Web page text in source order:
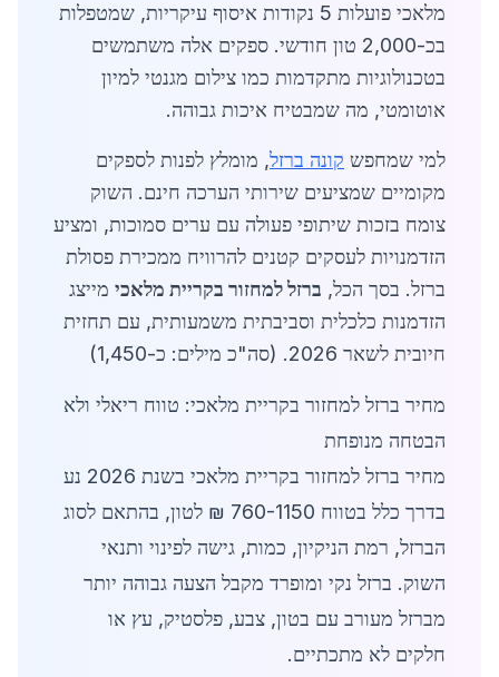
מלאכי פועלות 5 נקודות איסוף עיקריות, שמטפלות
בכ-2,000 טון חודשי. ספקים אלה משתמשים
בטכנולוגיות מתקדמות כמו צילום מגנטי למיון
אוטומטי, מה שמבטיח איכות גבוהה.
למי שמחפש קונה ברזל, מומלץ לפנות לספקים
מקומיים שמציעים שירותי הערכה חינם. השוק
צומח בזכות שיתופי פעולה עם ערים סמוכות, ומציע
הזדמנויות לעסקים קטנים להרוויח ממכירת פסולת
ברזל. בסך הכל, ברזל למחזור בקריית מלאכי מייצג
הזדמנות כלכלית וסביבתית משמעותית, עם תחזית
חיובית לשאר 2026. (סה"כ מילים: כ-1,450)
מחיר ברזל למחזור בקריית מלאכי: טווח ריאלי ולא
הבטחה מנופחת
מחיר ברזל למחזור בקריית מלאכי בשנת 2026 נע
בדרך כלל בטווח 760-1150 ₪ לטון, בהתאם לסוג
הברזל, רמת הניקיון, כמות, גישה לפינוי ותנאי
השוק. ברזל נקי ומופרד מקבל הצעה גבוהה יותר
מברזל מעורב עם בטון, צבע, פלסטיק, עץ או
חלקים לא מתכתיים.